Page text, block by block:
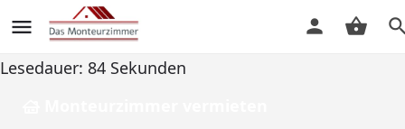
Lesedauer: 84 Sekunden